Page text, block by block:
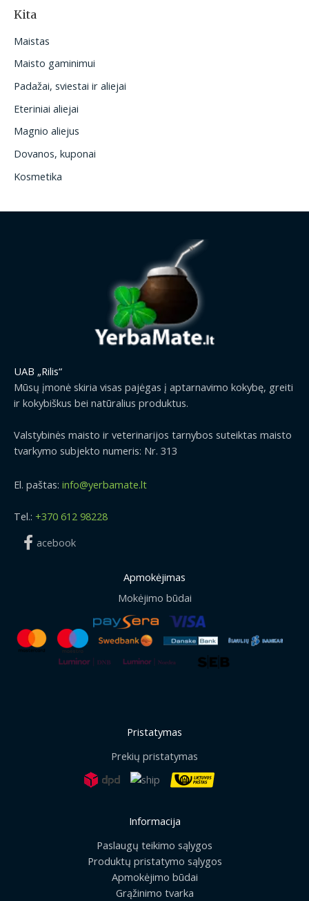
Kita
Maistas
Maisto gaminimui
Padažai, sviestai ir aliejai
Eteriniai aliejai
Magnio aliejus
Dovanos, kuponai
Kosmetika
UAB „Rilis“
Mūsų įmonė skiria visas pajėgas į aptarnavimo kokybę, greiti
ir kokybiškus bei natūralius produktus.
Valstybinės maisto ir veterinarijos tarnybos suteiktas maisto
tvarkymo subjekto numeris: Nr. 313
El. paštas: info@yerbamate.lt
Tel.: +370 612 98228
acebook
Apmokėjimas
Mokėjimo būdai
Pristatymas
Prekių pristatymas
Informacija
Paslaugų teikimo sąlygos
Produktų pristatymo sąlygos
Apmokėjimo būdai
Grąžinimo tvarka